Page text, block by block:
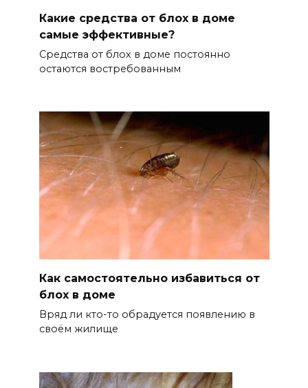
Какие средства от блох в доме
самые эффективные?
Средства от блох в доме постоянно
остаются востребованным
Как самостоятельно избавиться от
блох в доме
Вряд ли кто-то обрадуется появлению в
своём жилище